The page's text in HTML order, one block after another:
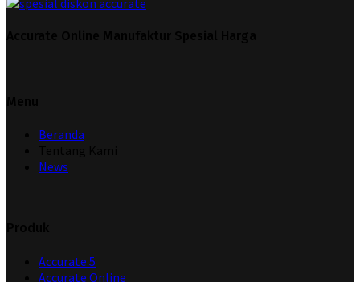
Beranda
News
Accurate 5
Accurate Online